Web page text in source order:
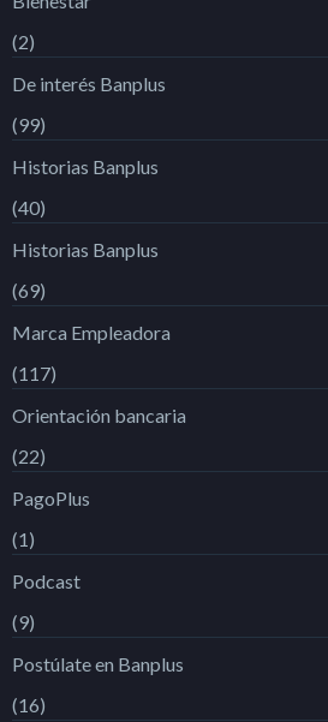
(2)
De interés Banplus
(99)
Historias Banplus
(40)
Historias Banplus
(69)
Marca Empleadora
(117)
Orientación bancaria
(22)
PagoPlus
(1)
Podcast
(9)
Postúlate en Banplus
(16)